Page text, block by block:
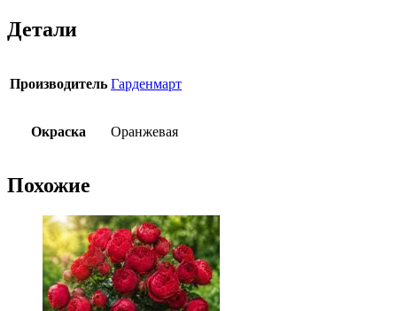
Детали
Производитель Гарденмарт
Окраска Оранжевая
Похожие